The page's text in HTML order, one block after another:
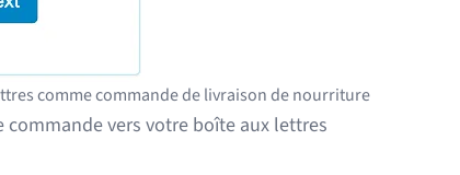
comme commande de livraison de nourriture
commande vers votre boîte aux lettres